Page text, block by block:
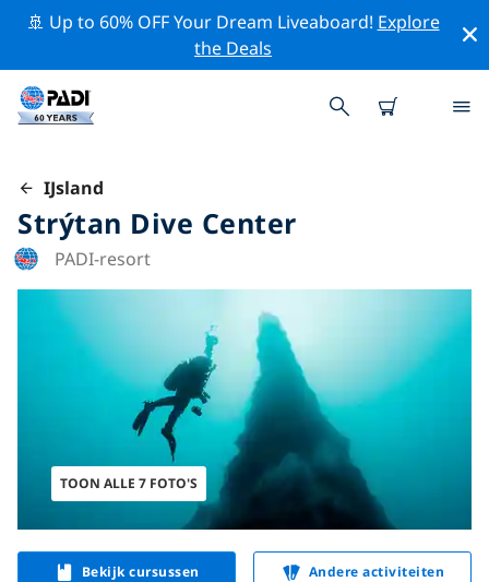
🚢 Up to 60% OFF Your Dream Liveaboard! Explore
the Deals
IJsland
Strýtan Dive Center
PADI-resort
TOON ALLE 7 FOTO'S
Bekijk cursussen Andere activiteiten